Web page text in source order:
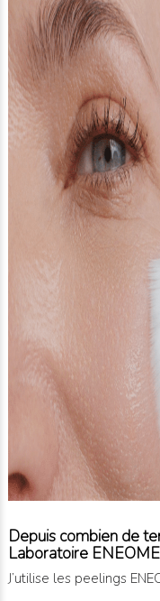
Depuis combien de
Laboratoire
J’utilise les peelings